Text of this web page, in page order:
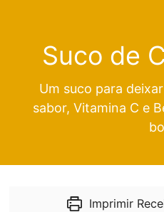
Suco de
Um suco para
sabor, Vitamina C e
Imprimir